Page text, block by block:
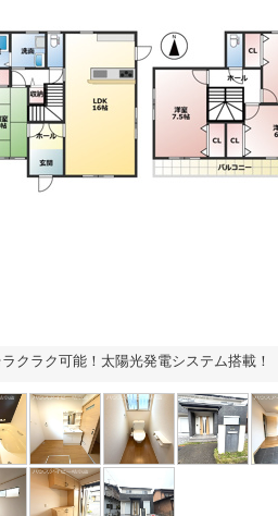
クラク可能！太陽光発電システム搭載！